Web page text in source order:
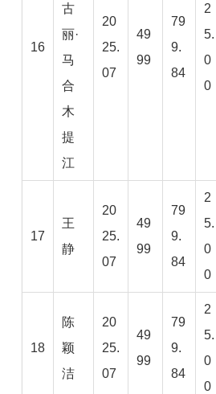
16
古
丽·
马
合
木
提
江
20
25.
07
49
99
79
9.
84
2
5.
0
0
17
王
静
20
25.
07
49
99
79
9.
84
2
5.
0
0
18
陈
颖
洁
20
25.
07
49
99
79
9.
84
2
5.
0
0